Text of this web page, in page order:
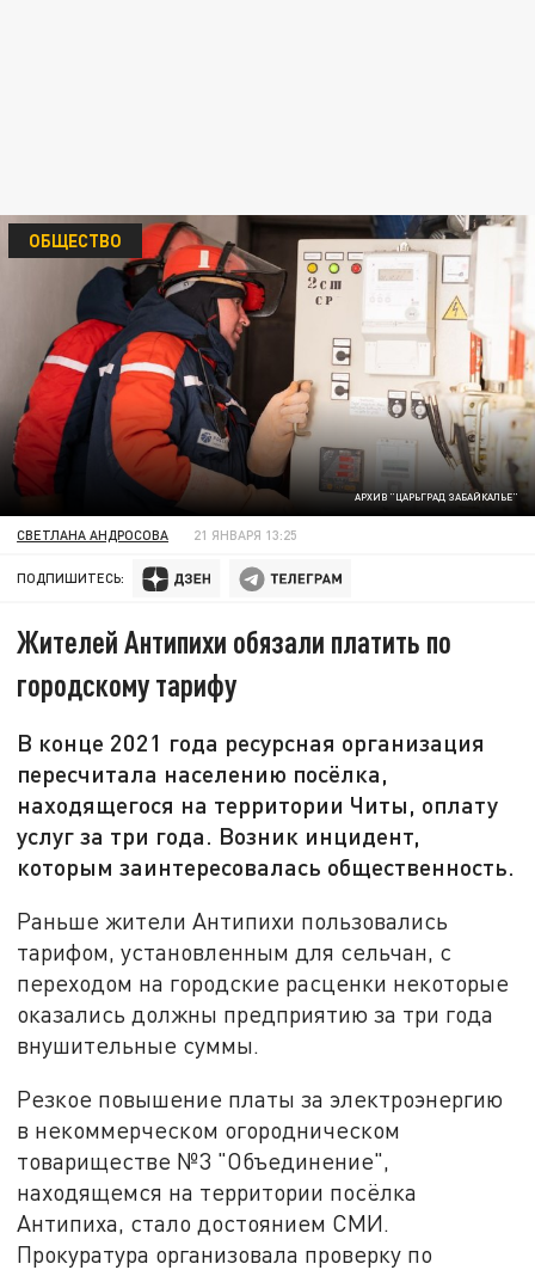
АРХИВ "ЦАРЬГРАД ЗАБАЙКАЛЬЕ"
ОБЩЕСТВО
СВЕТЛАНА АНДРОСОВА 21 ЯНВАРЯ 13:25
ПОДПИШИТЕСЬ:
Жителей Антипихи обязали платить по
городскому тарифу
В конце 2021 года ресурсная организация
пересчитала населению посёлка,
находящегося на территории Читы, оплату
услуг за три года. Возник инцидент,
которым заинтересовалась общественность.
Раньше жители Антипихи пользовались
тарифом, установленным для сельчан, с
переходом на городские расценки некоторые
оказались должны предприятию за три года
внушительные суммы.
Резкое повышение платы за электроэнергию
в некоммерческом огородническом
товариществе №3 "Объединение",
находящемся на территории посёлка
Антипиха, стало достоянием СМИ.
Прокуратура организовала проверку по